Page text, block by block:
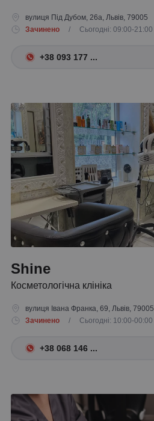
вулиця Під Дубом, 26а, Львів, 79005
Зачинено
/ Сьогодні: 09:00-21:00
+38 093 177 ...
Shine
Косметологічна клініка
вулиця Івана Франка, 69, Львів, 79005
Зачинено
/ Сьогодні: 10:00-00:00
+38 068 146 ...